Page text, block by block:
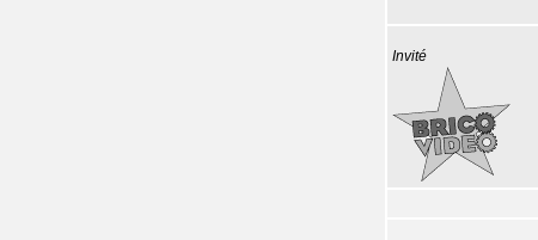
Invité